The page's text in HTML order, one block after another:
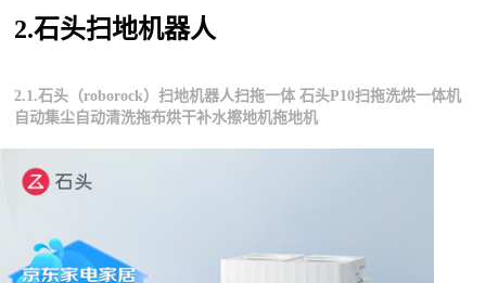
2.石头扫地机器人
2.1.石头（roborock）扫地机器人扫拖一体 石头P10扫拖洗烘一体机
自动集尘自动清洗拖布烘干补水擦地机拖地机